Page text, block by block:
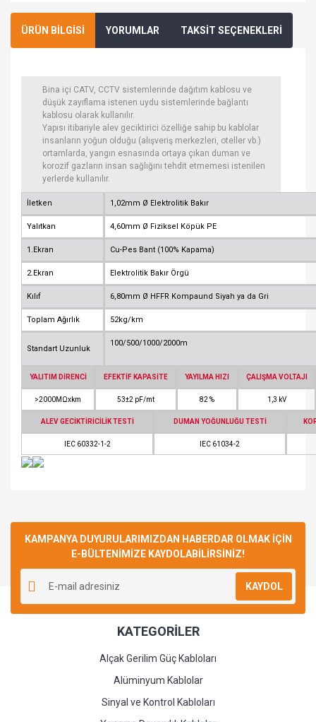
ÜRÜN BİLGİSİ YORUMLAR TAKSİT SEÇENEKLERİ
Bina içi CATV, CCTV sistemlerinde dağıtım kablosu ve
düşük zayıflama istenen uydu sistemlerinde bağlantı
kablosu olarak kullanılır.
Yapısı itibariyle alev geciktirici özelliğe sahip bu kablolar
insanların yoğun olduğu (alışveriş merkezleri, oteller vb.)
ortamlarda, yangın esnasında ortaya çıkan duman ve
korozif gazların insan sağlığını tehdit etmemesi istenilen
yerlerde kullanılır.
İletken 1,02mm Ø Elektrolitik Bakır
Yalıtkan 4,60mm Ø Fiziksel Köpük PE
1.Ekran Cu-Pes Bant (100% Kapama)
2.Ekran Elektrolitik Bakır Örgü
Kılıf 6,80mm Ø HFFR Kompaund Siyah ya da Gri
Toplam Ağırlık 52kg/km
Standart Uzunluk
100/500/1000/2000m
YALITIM DİRENCİ EFEKTİF KAPASİTE YAYILMA HIZI ÇALIŞMA VOLTAJI
>2000MΩxkm 53±2 pF/mt 82 % 1,3 kV
ALEV GECİKTİRİCİLİK TESTİ DUMAN YOĞUNLUĞU TESTİ
IEC 60332-1-2 IEC 61034-2
KAMPANYA DUYURULARIMIZDAN HABERDAR OLMAK İÇİN
E-BÜLTENİMİZE KAYDOLABİLİRSİNİZ!
KAYDOL
KATEGORİLER
Alçak Gerilim Güç Kabloları
Alüminyum Kablolar
Sinyal ve Kontrol Kabloları